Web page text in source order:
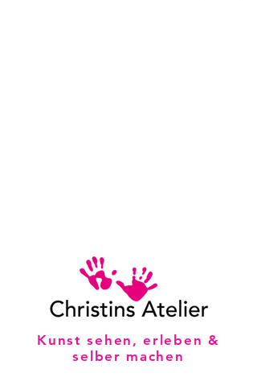
Kunst sehen, erleben &
selber machen